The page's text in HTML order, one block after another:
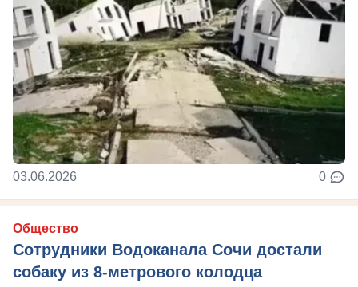
03.06.2026 0
Общество
Сотрудники Водоканала Сочи достали
собаку из 8-метрового колодца